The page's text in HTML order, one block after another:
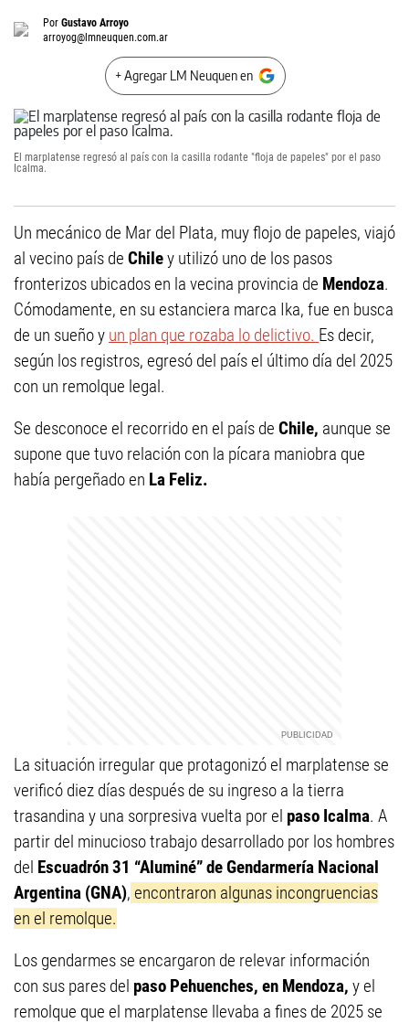
Por Gustavo Arroyo
arroyog@lmneuquen.com.ar
+ Agregar LM Neuquen en
El marplatense regresó al país con la casilla rodante "floja de papeles" por el paso
Icalma.
Un mecánico de Mar del Plata, muy flojo de papeles, viajó
al vecino país de Chiley utilizó uno de los pasos
fronterizos ubicados en la vecina provincia de Mendoza.
Cómodamente, en su estanciera marca Ika, fue en busca
de un sueño y un plan que rozaba lo delictivo. Es decir,
según los registros, egresó del país el último día del 2025
con un remolque legal.
Se desconoce el recorrido en el país de Chile, aunque se
supone que tuvo relación con la pícara maniobra que
había pergeñado en La Feliz.
La situación irregular que protagonizó el marplatense se
verificó diez días después de su ingreso a la tierra
trasandina y una sorpresiva vuelta por el paso Icalma. A
partir del minucioso trabajo desarrollado por los hombres
del Escuadrón 31 “Aluminé” de Gendarmería Nacional
Argentina (GNA), encontraron algunas incongruencias
en el remolque.
Los gendarmes se encargaron de relevar información
con sus pares del paso Pehuenches, en Mendoza, y el
remolque que el marplatense llevaba a fines de 2025 se